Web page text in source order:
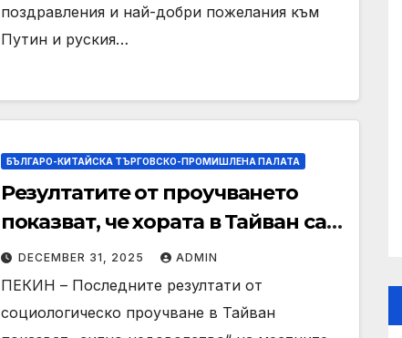
поздравления и най-добри пожелания към
Путин и руския…
БЪЛГАРО-КИТАЙСКА ТЪРГОВСКО-ПРОМИШЛЕНА ПАЛАТА
Резултатите от проучването
показват, че хората в Тайван са
„силно недоволни“ от властите
на DPP: говорителка на
континенталната част
DECEMBER 31, 2025 ADMIN
ПЕКИН – Последните резултати от
социологическо проучване в Тайван